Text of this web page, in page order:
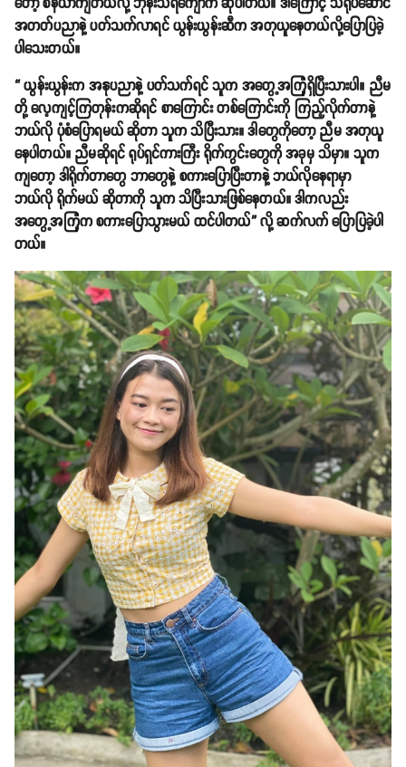
အတတ်ပညာနဲ့ ပတ်သက်လာရင် ယွန်းယွန်းဆီက အတုယူနေတယ်လို့ပြောပြခဲ့
ပါသေးတယ်။
“ ယွန်းယွန်းက အနုပညာနဲ့ ပတ်သက်ရင် သူက အတွေ့အကြုံရှိပြီးသားပါ။ ညီမ
တို့ လေ့ကျင့်ကြတုန်းကဆိုရင် စာကြောင်း တစ်ကြောင်းကို ကြည့်လိုက်တာနဲ့
ဘယ်လို ပုံစံပြောရမယ် ဆိုတာ သူက သိပြီးသား။ ဒါတွေကိုတော့ ညီမ အတုယူ
နေပါတယ်။ ညီမဆိုရင် ရုပ်ရှင်ကားကြီး ရိုက်ကွင်းတွေကို အခုမှ သိမှာ။ သူက
ကျတော့ ဒါရိုက်တာတွေ ဘာတွေနဲ့ စကားပြောပြီးတာနဲ့ ဘယ်လိုနေရာမှာ
ဘယ်လို ရိုက်မယ် ဆိုတာကို သူက သိပြီးသားဖြစ်နေတယ်။ ဒါကလည်း
အတွေ့အကြုံက စကားပြောသွားမယ် ထင်ပါတယ်” လို့ ဆက်လက် ပြောပြခဲ့ပါ
တယ်။